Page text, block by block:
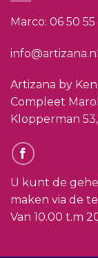
Marco: 06 50
info@artizana.nl
Artizana by
Compleet
Klopperman
U kunt de
maken via de
Van 10.00 t.m